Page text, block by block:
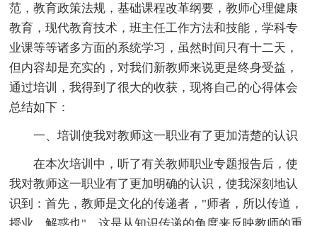
范，教育政策法规，基础课程改革纲要，教师心理健康
教育，现代教育技术，班主任工作方法和技能，学科专
业课等等诸多方面的系统学习，虽然时间只有十二天，
但内容却是充实的，对我们新教师来说更是终身受益，
通过培训，我得到了很大的收获，现将自己的心得体会
总结如下：
一、培训使我对教师这一职业有了更加清楚的认识
在本次培训中，听了有关教师职业专题报告后，使
我对教师这一职业有了更加明确的认识，使我深刻地认
识到：首先，教师是文化的传递者，"师者，所以传道，
授业，解惑也"，这是从知识传递的角度来反映教师的重